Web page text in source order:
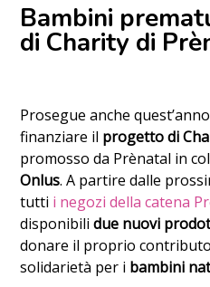
Bambini
di Charity di
Prosegue anche
finanziare il progetto di
promosso da Prènatal in
Onlus. A partire dalle
tutti i negozi della catena
disponibilidue nuovi
donare il proprio contributo
solidarietà per i bambini